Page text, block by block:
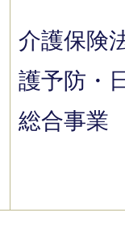
介護保険
護予防・
総合事業